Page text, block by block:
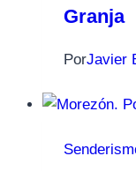
Granja
PorJavier